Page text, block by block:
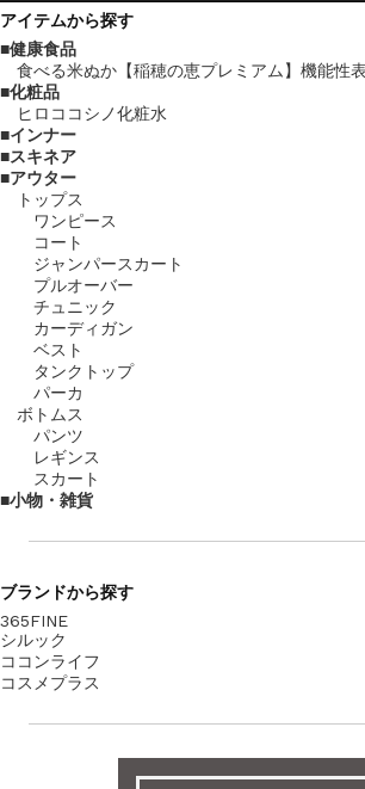
アイテムから探す
健康食品
食べる米ぬか【稲穂の恵プレミアム】機能性
化粧品
ヒロココシノ化粧水
インナー
スキネア
アウター
トップス
ワンピース
コート
ジャンパースカート
プルオーバー
チュニック
カーディガン
ベスト
タンクトップ
パーカ
ボトムス
パンツ
レギンス
スカート
小物・雑貨
ブランドから探す
365FINE
シルック
ココンライフ
コスメプラス